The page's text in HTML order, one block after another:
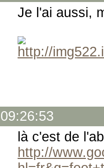
Je l'ai aussi,
là c'est de
http://